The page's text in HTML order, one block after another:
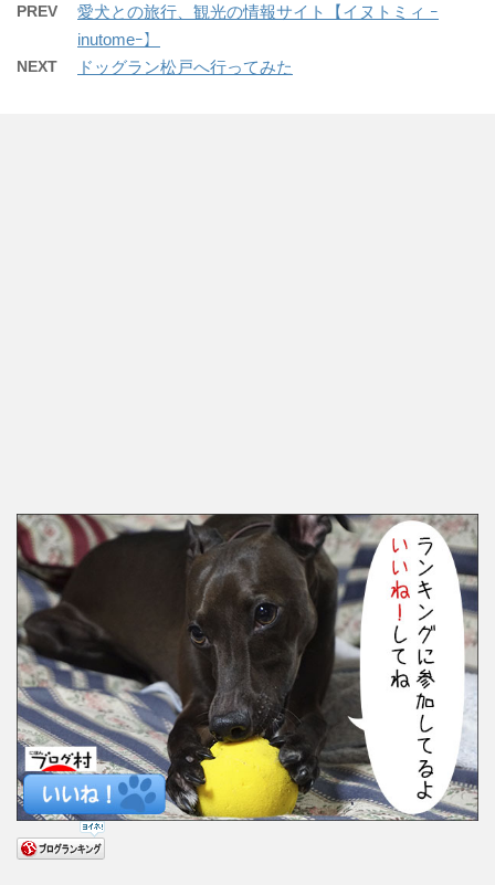
PREV
愛犬との旅行、観光の情報サイト【イヌトミィ ｰ
inutomeｰ】
NEXT ドッグラン松戸へ行ってみた